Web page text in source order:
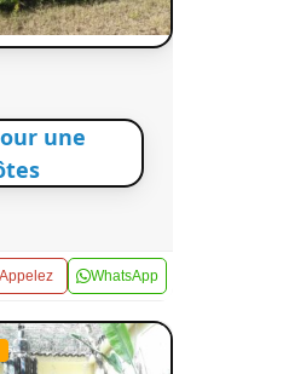
une
Appelez WhatsApp